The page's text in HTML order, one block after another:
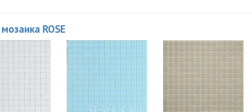
мозаика ROSE